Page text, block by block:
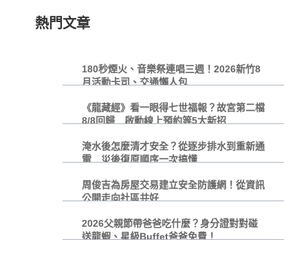
熱門文章
180秒煙火、音樂祭連唱三週！2026新竹8
月活動卡司、交通懶人包
《龍藏經》看一眼得七世福報？故宮第二檔
8/8回歸 啟動線上預約等5大新招
淹水後怎麼清才安全？從逐步排水到重新通
電 災後復原順序一次搞懂
周俊吉為房屋交易建立安全防護網！從資訊
公開走向社區共好
2026父親節帶爸爸吃什麼？身分證對對碰
送龍蝦、星級Buffet爸爸免費！